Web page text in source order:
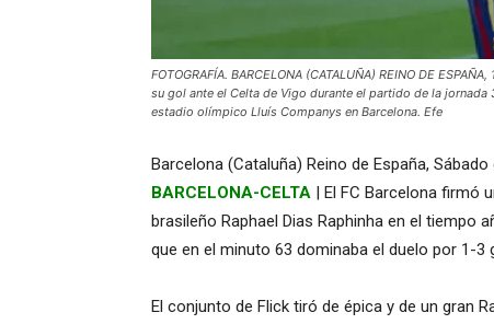
FOTOGRAFÍA. BARCELONA (CATALUÑA) REINO DE
su gol ante el Celta de Vigo durante el partido de la
estadio olímpico Lluís Companys en Barcelona. Efe
Barcelona (Cataluña) Reino de España,
BARCELONA-CELTA | El FC Barcelona firmó
brasileño Raphael Dias Raphinha en el tiempo
que en el minuto 63 dominaba el duelo por 1-
El conjunto de Flick tiró de épica y de un gran